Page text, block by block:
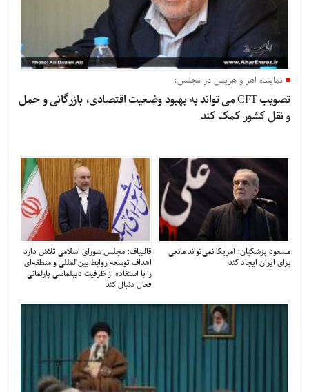
نماینده اهر و هریس در مجلس:
تصویب CFT می تواند به بهبود وضعیت اقتصادی، بازرگانی و حمل
و نقل کشور کمک کند
مسعود پزشکیان: آمریکا نمی‌تواند مانعی
برای ایران ایجاد کند
قالیباف: مجلس شورای اسلامی تلاش دارد
اهداف توسعه روابط بین‌المللی و منطقه‌ای
را با استفاده از ظرفیت دیپلماسی پارلمانی
فعال دنبال کند